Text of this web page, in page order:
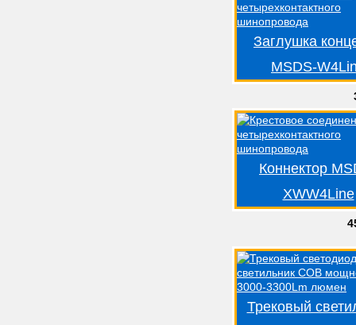
Заглушка
MSDS-
Коннектор
XWW4Line
Трековый